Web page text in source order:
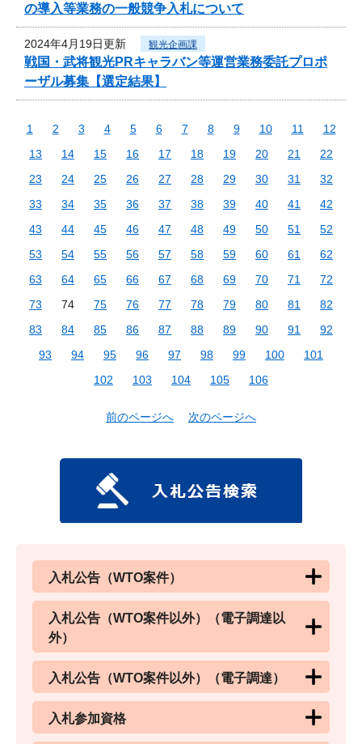
の導入等業務の一般競争入札について
2024年4月19日更新 観光企画課
戦国・武将観光PRキャラバン等運営業務委託プロポ
ーザル募集【選定結果】
1 2 3 4 5 6 7 8 9 10 11
12
13
14 15 16 17 18 19 20 21
22
23
24 25 26 27 28 29 30 31
32
33
34 35 36 37 38 39 40 41
42
43
44 45 46 47 48 49 50 51
52
53
54 55 56 57 58 59 60 61
62
63
64 65 66 67 68 69 70 71
72
73
74 75 76 77 78 79 80 81
82
83
84 85 86 87 88 89 90 91
92
93
94 95 96 97 98 99 100
101
102
103 104 105 106
前のページへ 次のページへ
入札公告（WTO案件）
入札公告（WTO案件以外）（電子調達以
外）
入札公告（WTO案件以外）（電子調達）
入札参加資格